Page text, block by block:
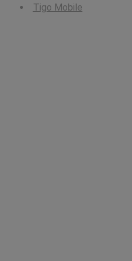
Tigo Mobile